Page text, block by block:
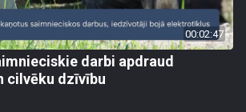
00:02:47
darbi apdraud
cilvēku dzīvību